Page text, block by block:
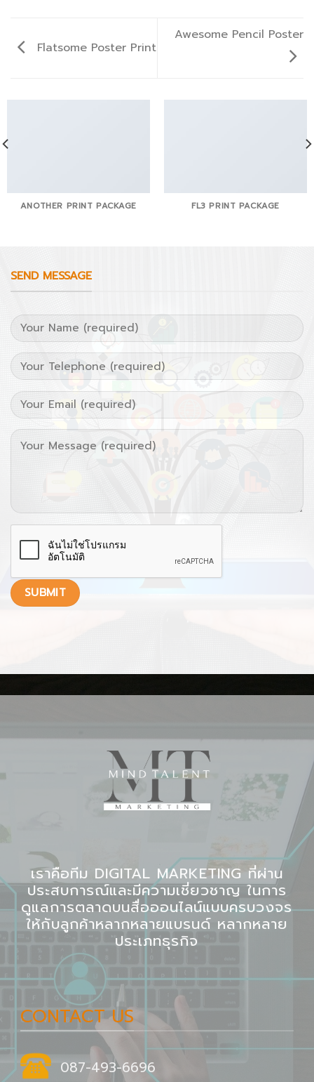
Flatsome Poster Print
Awesome Pencil Poster
ANOTHER PRINT PACKAGE FL3 PRINT PACKAGE
SEND MESSAGE
เราคือทีม DIGITAL MARKETING ที่ผ่าน
ประสบการณ์และมีความเชี่ยวชาญ ในการ
ดูแลการตลาดบนสื่อออนไลน์แบบครบวงจร
ให้กับลูกค้าหลากหลายแบรนด์ หลากหลาย
ประเภทธุรกิจ
CONTACT US
087-493-6696